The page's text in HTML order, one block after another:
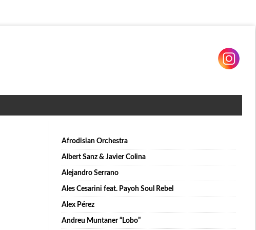
Afrodisian Orchestra
Albert Sanz & Javier Colina
Alejandro Serrano
Ales Cesarini feat. Payoh Soul Rebel
Alex Pérez
Andreu Muntaner “Lobo”